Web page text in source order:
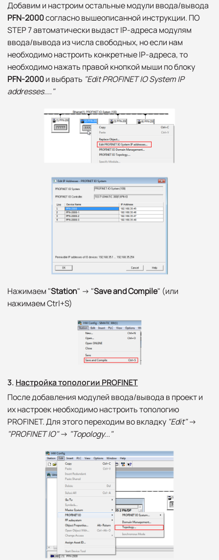
Добавим и настроим остальные модули ввода/вывода
PFN-2000согласно вышеописанной инструкции. ПО
STEP 7 автоматически выдаст IP-адреса модулям
ввода/вывода из числа свободных, но если нам
необходимо настроить конкретные IP-адреса, то
необходимо нажать правой кнопкой мыши по блоку
PFN-2000и выбрать "Edit PROFINET IO System IP
addresses...."
Нажимаем "Station" -> "Save and Compile" (или
нажимаем Ctrl+S)
3. Настройка топологии PROFINET
После добавления модулей ввода/вывода в проект и
их настроек необходимо настроить топологию
PROFINET. Для этого переходим во вкладку "Edit"->
"PROFINET IO"-> "Topology..."